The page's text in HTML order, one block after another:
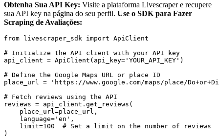
Obtenha Sua API Key: Visite a plataforma Livescraper e recupere
sua API key na página do seu perfil. Use o SDK para Fazer
Scraping de Avaliações:
from livescraper_sdk import ApiClient
# Initialize the API client with your API key
api_client = ApiClient(api_key='YOUR_API_KEY')
# Define the Google Maps URL or place ID
place_url = 'https://www.google.com/maps/place/
# Fetch reviews using the API
reviews = api_client.get_reviews(
    place_url=place_url,
    language='en',
    limit=100  # Set a limit on the number of reviews
)